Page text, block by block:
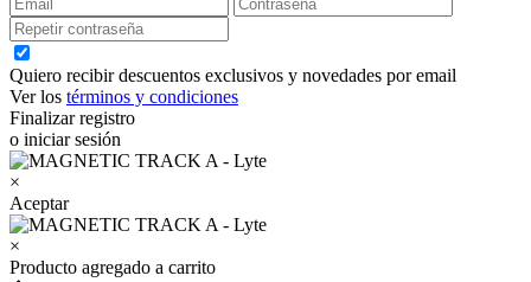
Quiero recibir descuentos exclusivos y novedades por email
Ver los términos y condiciones
Finalizar registro
o iniciar sesión
×
Aceptar
×
Producto agregado a carrito